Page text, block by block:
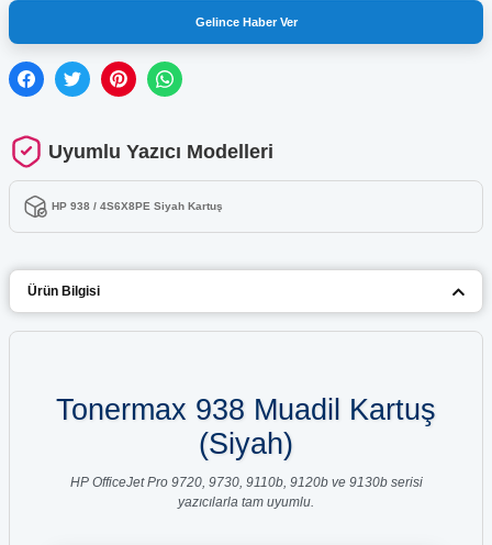
Gelince Haber Ver
Uyumlu Yazıcı Modelleri
HP 938 / 4S6X8PE Siyah Kartuş
Ürün Bilgisi
Tonermax 938 Muadil Kartuş
(Siyah)
HP OfficeJet Pro 9720, 9730, 9110b, 9120b ve 9130b serisi
yazıcılarla tam uyumlu.